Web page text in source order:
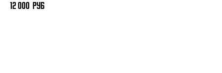
12 000 руб